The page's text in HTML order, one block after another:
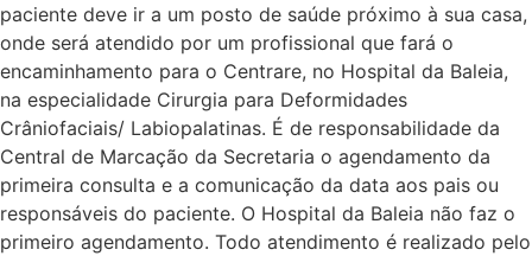
paciente deve ir a um posto de saúde próximo à sua casa,
onde será atendido por um profissional que fará o
encaminhamento para o Centrare, no Hospital da Baleia,
na especialidade Cirurgia para Deformidades
Crâniofaciais/ Labiopalatinas. É de responsabilidade da
Central de Marcação da Secretaria o agendamento da
primeira consulta e a comunicação da data aos pais ou
responsáveis do paciente. O Hospital da Baleia não faz o
primeiro agendamento. Todo atendimento é realizado pelo